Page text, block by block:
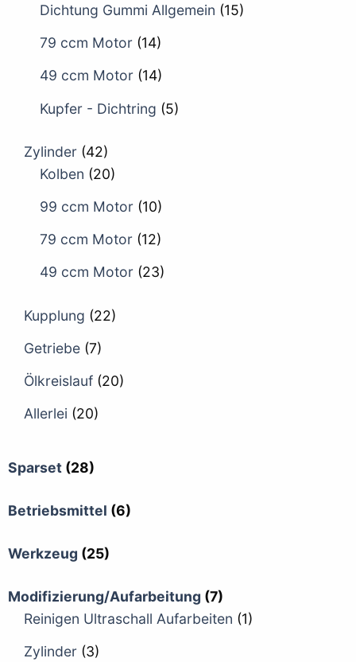
Dichtung Gummi Allgemein (15)
79 ccm Motor (14)
49 ccm Motor (14)
Kupfer - Dichtring (5)
Zylinder (42)
Kolben (20)
99 ccm Motor (10)
79 ccm Motor (12)
49 ccm Motor (23)
Kupplung (22)
Getriebe (7)
Ölkreislauf (20)
Allerlei (20)
Sparset (28)
Betriebsmittel (6)
Werkzeug (25)
Modifizierung/Aufarbeitung (7)
Reinigen Ultraschall Aufarbeiten (1)
Zylinder (3)